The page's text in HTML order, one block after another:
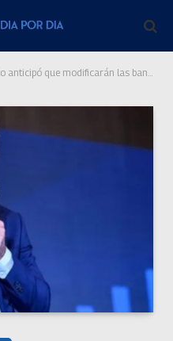
las bandas cambiarias y la política monetaria en 30 días